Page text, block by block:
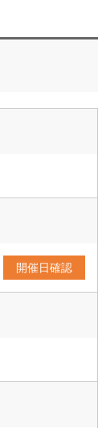
開催日確認